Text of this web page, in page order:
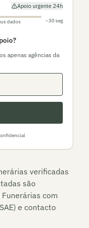
Apoio urgente 24h
dados ~30 seg
apenas agências da
verificadas
são
com
e contacto